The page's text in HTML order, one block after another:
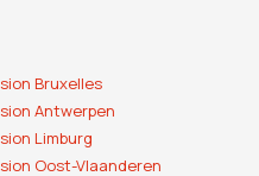
Bruxelles
Antwerpen
Limburg
Oost-Vlaanderen